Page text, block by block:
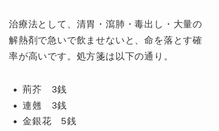
治療法として、清胃・瀉肺・毒出し・大量の
解熱剤で急いで飲ませないと、命を落とす確
率が高いです。処方箋は以下の通り。
荊芥 3銭
連翹 3銭
金銀花 5銭